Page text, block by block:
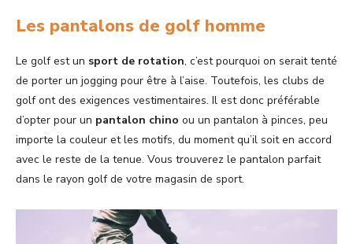
Les pantalons de golf homme
Le golf est un sport de rotation, c’est pourquoi on serait tenté
de porter un jogging pour être à l’aise. Toutefois, les clubs de
golf ont des exigences vestimentaires. Il est donc préférable
d’opter pour un pantalon chino ou un pantalon à pinces, peu
importe la couleur et les motifs, du moment qu’il soit en accord
avec le reste de la tenue. Vous trouverez le pantalon parfait
dans le rayon golf de votre magasin de sport.